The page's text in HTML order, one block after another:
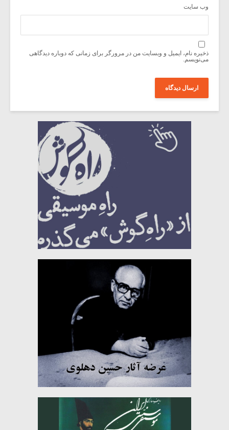
وب‌ سایت
ذخیره نام، ایمیل و وبسایت من در مرورگر برای زمانی که دوباره دیدگاهی
می‌نویسم.